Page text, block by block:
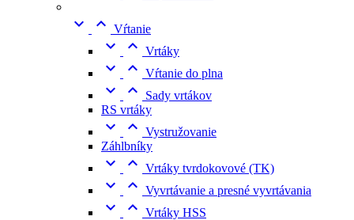
  Vŕtanie
  Vrtáky
  Vŕtanie do plna
 
Sady vrtákov
RS vrtáky
  Vystružovanie
Záhlbníky
  Vrtáky tvrdokovové (TK)
  Vyvrtávanie a presné vyvrtávania
  Vrtáky HSS